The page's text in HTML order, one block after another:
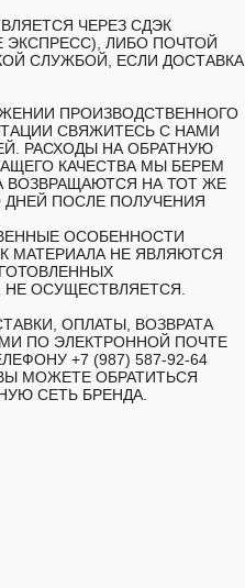
ЧЕРЕЗ СДЭК
ЭКСПРЕСС), ЛИБО ПОЧТОЙ
СЛУЖБОЙ, ЕСЛИ ДОСТАВКА
ПРОИЗВОДСТВЕННОГО
СВЯЖИТЕСЬ С НАМИ
РАСХОДЫ НА ОБРАТНУЮ
КАЧЕСТВА МЫ БЕРЕМ
ВОЗВРАЩАЮТСЯ НА ТОТ ЖЕ
ПОСЛЕ ПОЛУЧЕНИЯ
ОСОБЕННОСТИ
МАТЕРИАЛА НЕ ЯВЛЯЮТСЯ
НЕ ОСУЩЕСТВЛЯЕТСЯ.
ОПЛАТЫ, ВОЗВРАТА
ПО ЭЛЕКТРОННОЙ ПОЧТЕ
+7 (987) 587-92-64
МОЖЕТЕ ОБРАТИТЬСЯ
СЕТЬ БРЕНДА.